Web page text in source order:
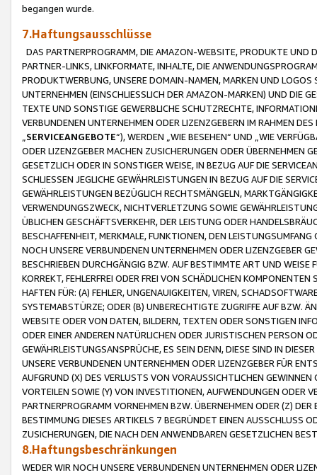
begangen wurde.
7.Haftungsausschlüsse
DAS PARTNERPROGRAMM, DIE AMAZON-WEBSITE, PRODUKTE UND
PARTNER-LINKS, LINKFORMATE, INHALTE, DIE
PRODUKTWERBUNG, UNSERE DOMAIN-NAMEN, MARKEN UND
UNTERNEHMEN (EINSCHLIESSLICH DER AMAZON-MARKEN) UND DIE
TEXTE UND SONSTIGE GEWERBLICHE SCHUTZRECHTE,
VERBUNDENEN UNTERNEHMEN ODER LIZENZGEBERN IM RAHMEN
SERVICEANGEBOTE“), WERDEN „WIE BESEHEN“ UND „WIE
ODER LIZENZGEBER MACHEN ZUSICHERUNGEN ODER ÜBERNEHMEN
GESETZLICH ODER IN SONSTIGER WEISE, IN BEZUG AUF DIE
SCHLIESSEN JEGLICHE GEWÄHRLEISTUNGEN IN BEZUG AUF DIE
GEWÄHRLEISTUNGEN BEZÜGLICH RECHTSMÄNGELN,
VERWENDUNGSZWECK, NICHTVERLETZUNG SOWIE
ÜBLICHEN GESCHÄFTSVERKEHR, DER LEISTUNG ODER
BESCHAFFENHEIT, MERKMALE, FUNKTIONEN, DEN
NOCH UNSERE VERBUNDENEN UNTERNEHMEN ODER LIZENZGEBER
BESCHRIEBEN DURCHGÄNGIG BZW. AUF BESTIMMTE ART UND
KORREKT, FEHLERFREI ODER FREI VON SCHÄDLICHEN
HAFTEN FÜR: (A) FEHLER, UNGENAUIGKEITEN, VIREN,
SYSTEMABSTÜRZE; ODER (B) UNBERECHTIGTE ZUGRIFFE AUF BZW.
WEBSITE ODER VON DATEN, BILDERN, TEXTEN ODER SONSTIGEN
ODER EINER ANDEREN NATÜRLICHEN ODER JURISTISCHEN PERSON
GEWÄHRLEISTUNGSANSPRÜCHE, ES SEIN DENN, DIESE SIND IN
UNSERE VERBUNDENEN UNTERNEHMEN ODER LIZENZGEBER FÜR
AUFGRUND (X) DES VERLUSTS VON VORAUSSICHTLICHEN
VORTEILEN SOWIE (Y) VON INVESTITIONEN, AUFWENDUNGEN ODER
PARTNERPROGRAMM VORNEHMEN BZW. ÜBERNEHMEN ODER (Z)
BESTIMMUNG DIESES ARTIKELS 7 BEGRÜNDET EINEN AUSSCHLUSS
ZUSICHERUNGEN, DIE NACH DEN ANWENDBAREN GESETZLICHEN
8.Haftungsbeschränkungen
WEDER WIR NOCH UNSERE VERBUNDENEN UNTERNEHMEN ODER